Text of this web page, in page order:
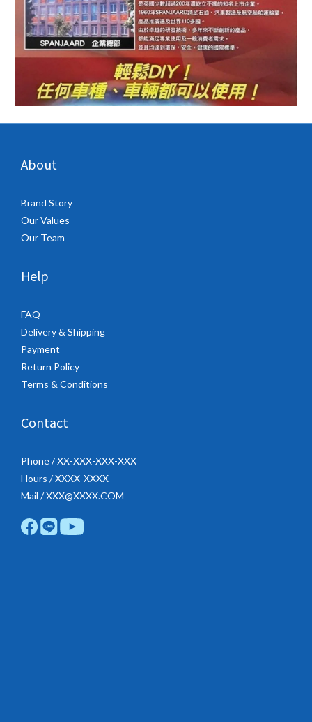
About
Brand Story
Our Values
Our Team
Help
FAQ
Delivery & Shipping
Payment
Return Policy
Terms & Conditions
Contact
Phone / XX-XXX-XXX-XXX
Hours / XXXX-XXXX
Mail / XXX@XXXX.COM